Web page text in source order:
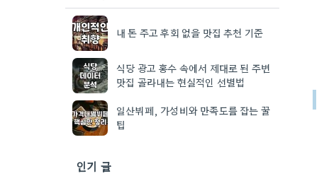
내 돈 주고 후회 없을 맛집 추천 기준
식당 광고 홍수 속에서 제대로 된 주변
맛집 골라내는 현실적인 선별법
일산뷔페, 가성비와 만족도를 잡는 꿀
팁
인기 글